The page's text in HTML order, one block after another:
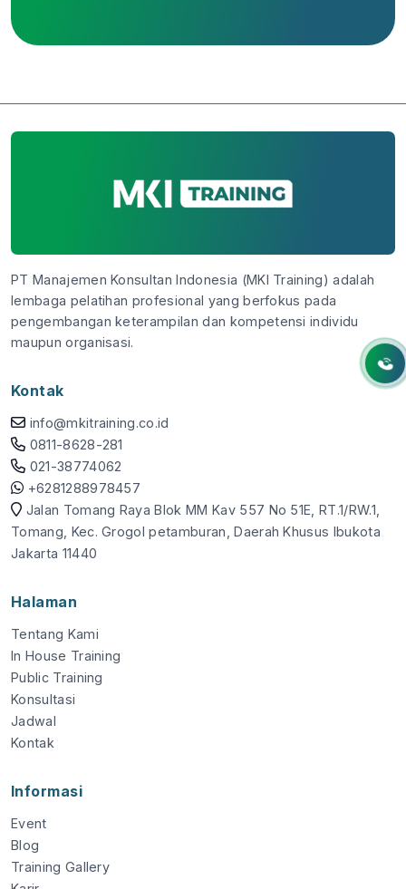
PT Manajemen Konsultan Indonesia (MKI Training) adalah
lembaga pelatihan profesional yang berfokus pada
pengembangan keterampilan dan kompetensi individu
maupun organisasi.
Kontak
info@mkitraining.co.id
0811-8628-281
021-38774062
+6281288978457
Jalan Tomang Raya Blok MM Kav 557 No 51E, RT.1/RW.1,
Tomang, Kec. Grogol petamburan, Daerah Khusus Ibukota
Jakarta 11440
Halaman
Tentang Kami
In House Training
Public Training
Konsultasi
Jadwal
Kontak
Informasi
Event
Blog
Training Gallery